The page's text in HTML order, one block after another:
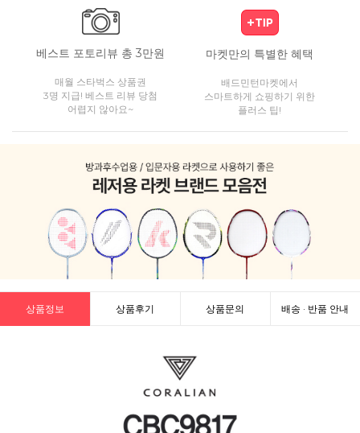
베스트 포토리뷰 총 3만원
매월 스타벅스 상품권
3명 지급! 베스트 리뷰 당첨
어렵지 않아요~
마켓만의 특별한 혜택
배드민턴마켓에서
스마트하게 쇼핑하기 위한
플러스 팁!
상품정보 상품후기 상품문의 배송 · 반품 안내